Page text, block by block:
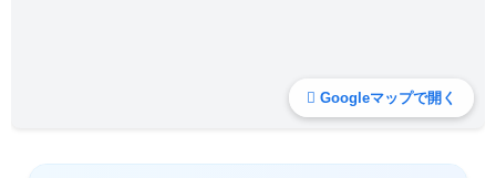
Googleマップで開く